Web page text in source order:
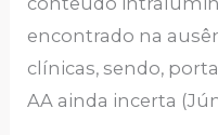
encontrado na
clínicas, sendo,
AA ainda incerta